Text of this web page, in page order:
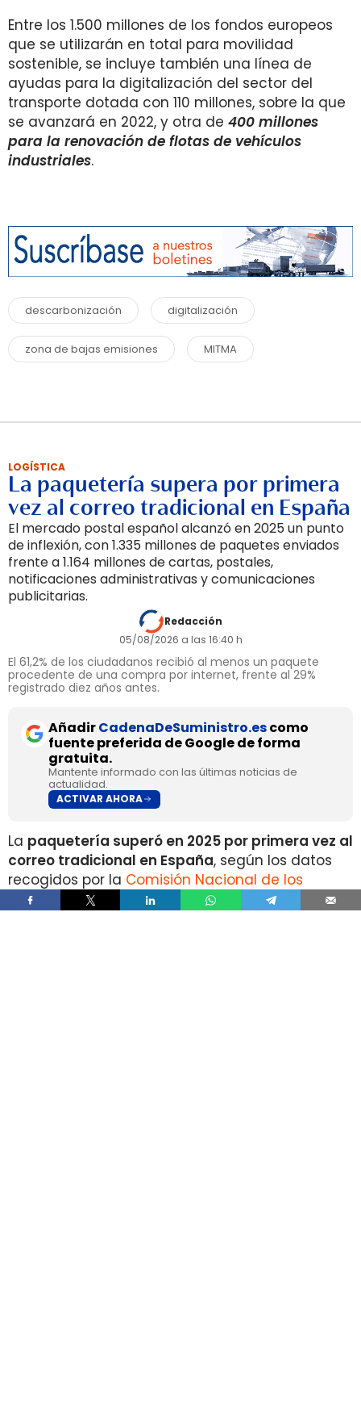
Entre los 1.500 millones de los fondos europeos
que se utilizarán en total para movilidad
sostenible, se incluye también una línea de
ayudas para la digitalización del sector del
transporte dotada con 110 millones, sobre la que
se avanzará en 2022, y otra de 400 millones
para la renovación de flotas de vehículos
industriales.
descarbonización digitalización
zona de bajas emisiones MITMA
LOGÍSTICA
La paquetería supera por primera
vez al correo tradicional en España
El mercado postal español alcanzó en 2025 un punto
de inflexión, con 1.335 millones de paquetes enviados
frente a 1.164 millones de cartas, postales,
notificaciones administrativas y comunicaciones
publicitarias.
Redacción
05/08/2026 a las 16:40 h
El 61,2% de los ciudadanos recibió al menos un paquete
procedente de una compra por internet, frente al 29%
registrado diez años antes.
AñadirCadenaDeSuministro.escomo
fuente preferida de Google de forma
gratuita.
Mantente informado con las últimas noticias de
actualidad.
ACTIVAR AHORA
La paquetería superó en 2025 por primera vez al
correo tradicional en España, según los datos
recogidos por la Comisión Nacional de los
Mercados y la Competenciaen su Informe Anual